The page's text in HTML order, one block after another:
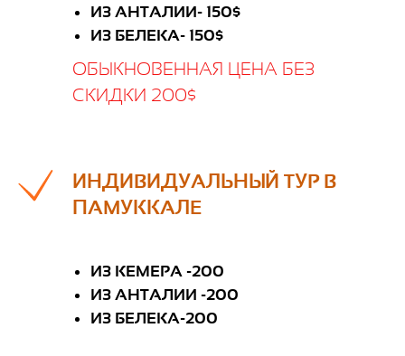
ИЗ АНТАЛИИ- 150$
ИЗ БЕЛЕКА- 150$
ОБЫКНОВЕННАЯ ЦЕНА БЕЗ
СКИДКИ 200$
ИНДИВИДУАЛЬНЫЙ ТУР В
ПАМУККАЛЕ
ИЗ КЕМЕРА -200
ИЗ АНТАЛИИ -200
ИЗ БЕЛЕКА-200